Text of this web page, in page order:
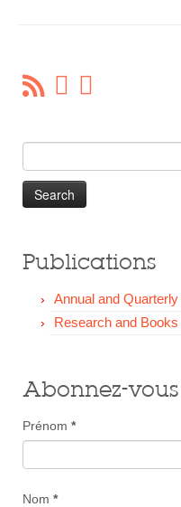
for:
Publications
Annual and
Research and Books
Abonnez-
Prénom *
Nom *